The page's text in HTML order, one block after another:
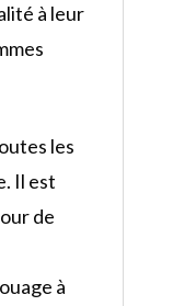
à leur
les
Il est
de
à